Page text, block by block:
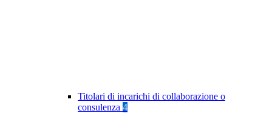
Titolari di incarichi di collaborazione o
consulenza 4